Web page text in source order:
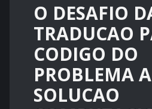
O DESAFIO
TRADUCAO
CODIGO DO
PROBLEMA A
SOLUCAO